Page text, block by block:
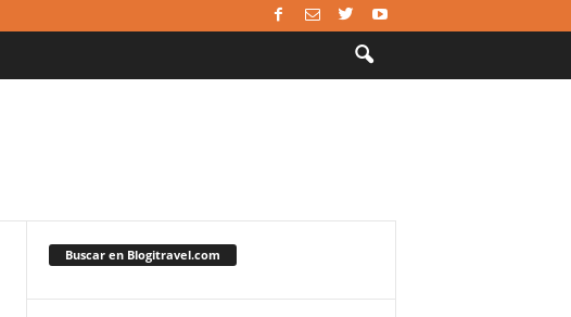
Buscar en Blogitravel.com